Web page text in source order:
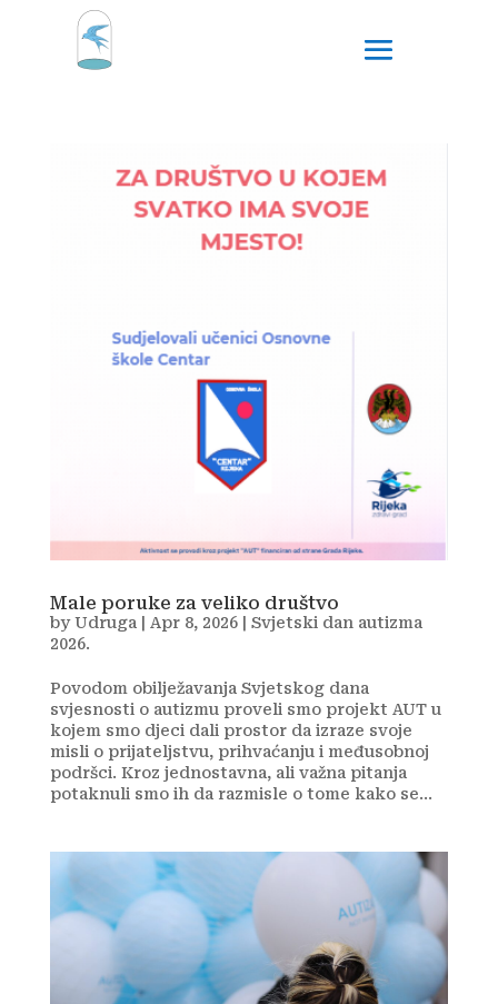
Male poruke za veliko društvo
byUdruga| Apr 8, 2026| Svjetski dan autizma
2026.
Povodom obilježavanja Svjetskog dana
svjesnosti o autizmu proveli smo projekt AUT u
kojem smo djeci dali prostor da izraze svoje
misli o prijateljstvu, prihvaćanju i međusobnoj
podršci. Kroz jednostavna, ali važna pitanja
potaknuli smo ih da razmisle o tome kako se...